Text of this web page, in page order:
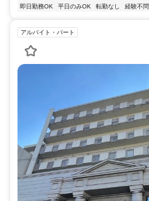
即日勤務OK
平日のみOK 転勤なし 経験不問
アルバイト・パート